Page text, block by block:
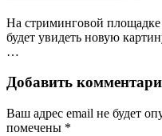
На стриминговой
будет увидеть новую
…
Добавить
Ваш адрес email не будет
помечены *